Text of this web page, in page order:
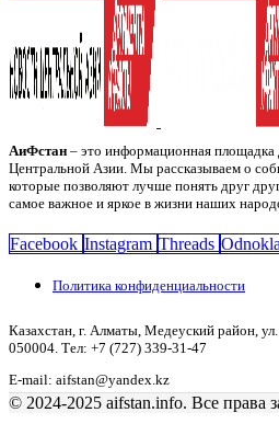
АиФстан – это информационная площадка
Центральной Азии. Мы рассказываем о
которые позволяют лучше понять друг
самое важное и яркое в жизни наших
Facebook Instagram Threads
Политика конфиденциальности
Казахстан, г. Алматы, Медеуский район,
050004. Тел: +7 (727) 339-31-47
E-mail: aifstan@yandex.kz
© 2024-2025 aifstan.info. Все права